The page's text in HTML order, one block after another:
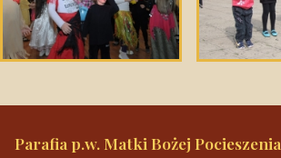
Parafia p.w. Matki Bożej Pocieszenia